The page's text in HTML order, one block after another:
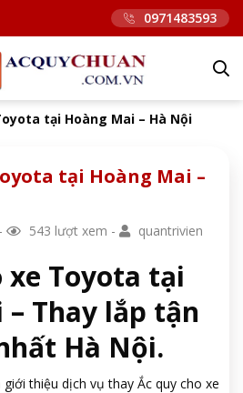
0971483593
tại Hoàng Mai – Hà Nội
tại Hoàng Mai –
- 543 lượt xem - quantrivien
xe Toyota tại
– Thay lắp tận
Hà Nội.
thiệu dịch vụ thay Ắc quy cho xe